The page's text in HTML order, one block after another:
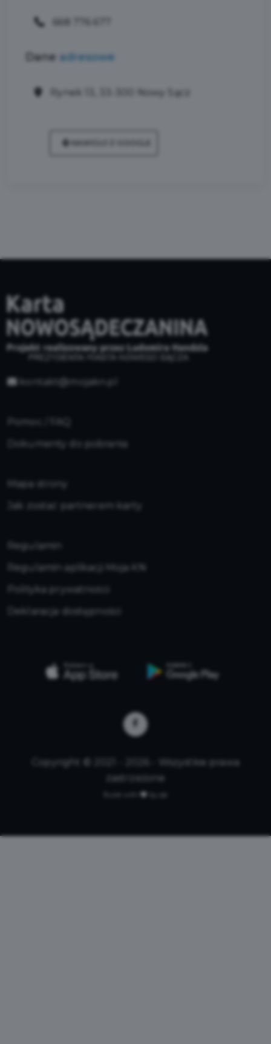
Dane adresowe
Rynek 13, 33-300 Nowy Sącz
kontakt@mojakn.pl
Dokumenty do pobrania
Mapa strony
Jak zostać partnerem karty
Regulamin
Regulamin aplikacji Moja KN
Polityka prywatności
Deklaracja dostępności
Copyright © 2021 - 2026 - Wszystkie prawa
zastrzeżone